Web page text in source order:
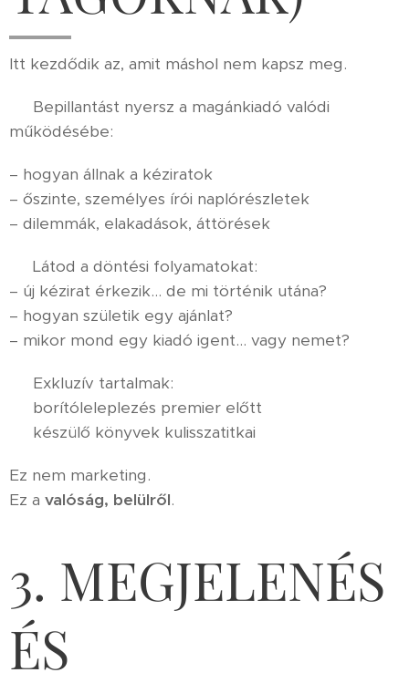
Itt kezdődik az, amit máshol nem kapsz meg.
📁 Bepillantást nyersz a magánkiadó valódi
működésébe:
– hogyan állnak a kéziratok
– őszinte, személyes írói naplórészletek
– dilemmák, elakadások, áttörések
📁 Látod a döntési folyamatokat:
– új kézirat érkezik… de mi történik utána?
– hogyan születik egy ajánlat?
– mikor mond egy kiadó igent… vagy nemet?
📁 Exkluzív tartalmak:
✨ borítóleleplezés premier előtt
✨ készülő könyvek kulisszatitkai
Ez nem marketing.
Ez a valóság, belülről.
3. MEGJELENÉS
ÉS